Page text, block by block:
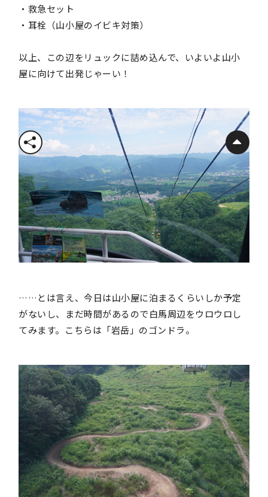
・救急セット
・耳栓（山小屋のイビキ対策）
以上、この辺をリュックに詰め込んで、いよいよ山小
屋に向けて出発じゃーい！
……とは言え、今日は山小屋に泊まるくらいしか予定
がないし、まだ時間があるので白馬周辺をウロウロし
てみます。こちらは「岩岳」のゴンドラ。